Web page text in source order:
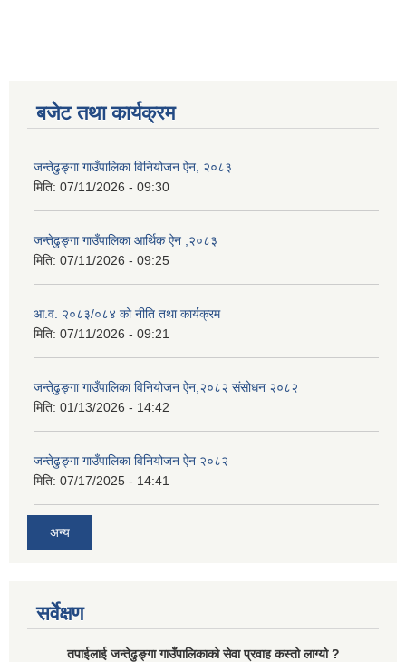
बजेट तथा कार्यक्रम
जन्तेढुङ्गा गाउँपालिका विनियोजन ऐन, २०८३
मिति: 07/11/2026 - 09:30
जन्तेढुङ्गा गाउँपालिका आर्थिक ऐन ,२०८३
मिति: 07/11/2026 - 09:25
आ.व. २०८३/०८४ को नीति तथा कार्यक्रम
मिति: 07/11/2026 - 09:21
जन्तेढुङ्गा गाउँपालिका विनियोजन ऐन,२०८२ संसोधन २०८२
मिति: 01/13/2026 - 14:42
जन्तेढुङ्गा गाउँपालिका विनियोजन ऐन २०८२
मिति: 07/17/2025 - 14:41
अन्य
सर्वेक्षण
तपाईलाई जन्तेढुङ्गा गाउँपालिकाको सेवा प्रवाह कस्तो लाग्यो ?